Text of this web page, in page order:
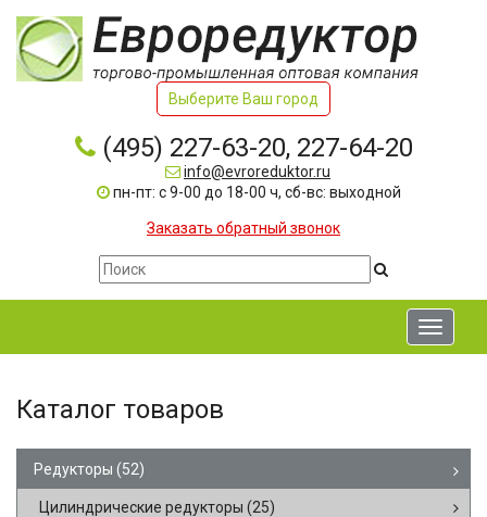
Выберите Ваш город
(495) 227-63-20, 227-64-20
info@evroreduktor.ru
пн-пт: с 9-00 до 18-00 ч, сб-вс: выходной
Заказать обратный звонок
Toggle
Каталог товаров
Редукторы (52)
Цилиндрические редукторы (25)